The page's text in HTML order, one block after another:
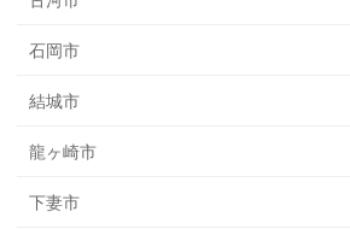
石岡市
結城市
龍ヶ崎市
下妻市